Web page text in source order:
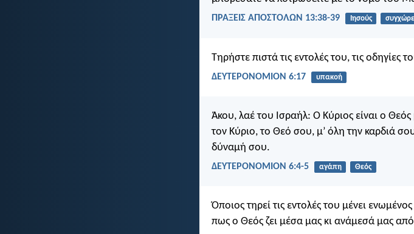
ΠΡΑΞΕΙΣ ΑΠΟΣΤΟΛΩΝ 13:38-39 Ιησούς
Τηρήστε πιστά τις εντολές του, τις οδηγίες
ΔΕΥΤΕΡΟΝΟΜΙΟΝ 6:17 υπακοή
Άκου, λαέ του Ισραήλ: Ο Κύριος είναι ο
τον Κύριο, το Θεό σου, μ’ όλη την καρδιά
δύναμή σου.
ΔΕΥΤΕΡΟΝΟΜΙΟΝ 6:4-5 αγάπη Θεός
Όποιος τηρεί τις εντολές του μένει
πως ο Θεός ζει μέσα μας κι ανάμεσά μας